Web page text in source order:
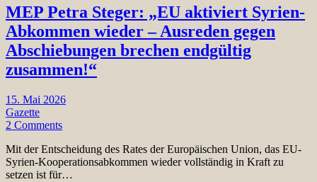
MEP Petra Steger: „EU aktiviert Syrien-
Abkommen wieder – Ausreden gegen
Abschiebungen brechen endgültig
zusammen!“
15. Mai 2026
Gazette
2 Comments
Mit der Entscheidung des Rates der Europäischen Union, das EU-
Syrien-Kooperationsabkommen wieder vollständig in Kraft zu
setzen ist für…